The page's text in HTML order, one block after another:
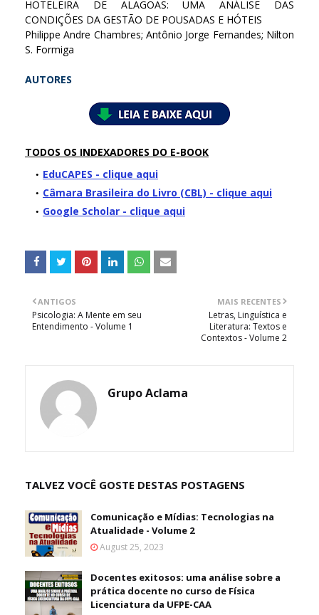
HOTELEIRA DE ALAGOAS: UMA ANÁLISE DAS
CONDIÇÕES DA GESTÃO DE POUSADAS E HÓTEIS
Philippe Andre Chambres; Antônio Jorge Fernandes; Nilton
S. Formiga
AUTORES
TODOS OS INDEXADORES DO E-BOOK
EduCAPES - clique aqui
Câmara Brasileira do Livro (CBL) - clique aqui
Google Scholar - clique aqui
MAIS RECENTES
Letras, Linguística e
Literatura: Textos e
Contextos - Volume 2
ANTIGOS
Psicologia: A Mente em seu
Entendimento - Volume 1
Grupo Aclama
TALVEZ VOCÊ GOSTE DESTAS POSTAGENS
Comunicação e Mídias: Tecnologias na
Atualidade - Volume 2
August 25, 2023
Docentes exitosos: uma análise sobre a
prática docente no curso de Física
Licenciatura da UFPE-CAA